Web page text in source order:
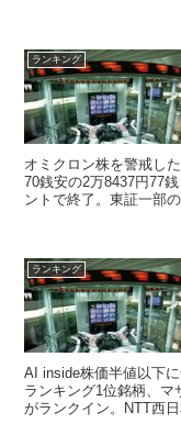
ランキング
オミクロン株を警戒した相場展開 12月10日の日
70銭安の2万8437円77
ントで終了。東証一部
ランキング
AI inside株価半値以下に短期間で急落 東
ランキング1位銘柄、マ
がランクイン。NTT西